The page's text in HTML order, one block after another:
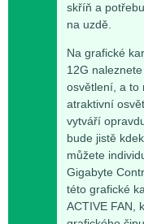
skříň a
na uzdě.
Na grafické
12G
osvětlení, a to
atraktivní
vytváří
bude jistě
můžete
Gigabyte
této grafické
ACTIVE FAN,